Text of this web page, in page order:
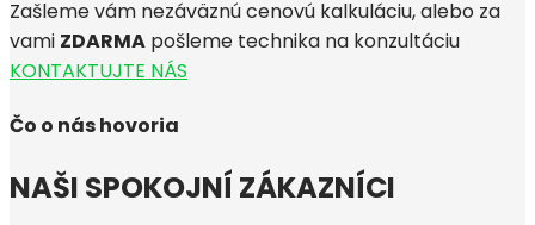
Zašleme vám nezáväznú cenovú kalkuláciu, alebo za
vami ZDARMA pošleme technika na konzultáciu
KONTAKTUJTE NÁS
Čo o nás hovoria
NAŠI SPOKOJNÍ ZÁKAZNÍCI